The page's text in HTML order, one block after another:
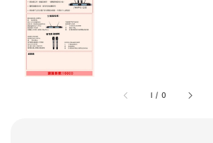
1 / 0